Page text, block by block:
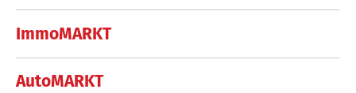
ImmoMARKT
AutoMARKT